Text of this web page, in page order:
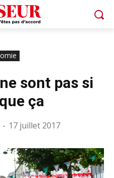
sont pas si
ça
- 17 juillet 2017